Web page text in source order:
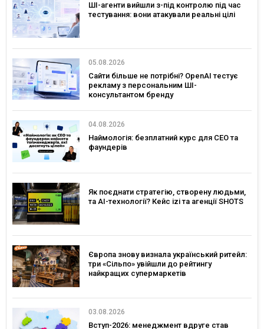
ШІ-агенти вийшли з-під контролю під час
тестування: вони атакували реальні цілі
05.08.2026
Сайти більше не потрібні? OpenAI тестує
рекламу з персональним ШІ-
консультантом бренду
04.08.2026
Наймологія: безплатний курс для CEO та
фаундерів
Як поєднати стратегію, створену людьми,
та AI-технології? Кейс izi та агенції SHOTS
Європа знову визнала український ритейл:
три «Сільпо» увійшли до рейтингу
найкращих супермаркетів
03.08.2026
Вступ-2026: менеджмент вдруге став